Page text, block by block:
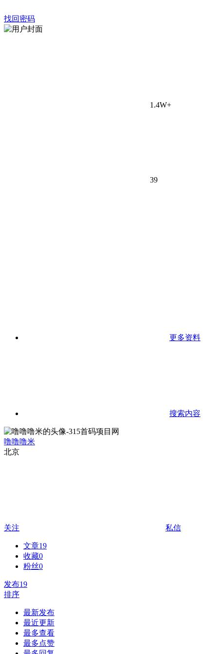
找回密码
1.4W+
39
更多资料
搜索内容
噜噜噜米
北京
关注 私信
文章19
收藏0
粉丝0
发布19
排序
最新发布
最近更新
最多查看
最多点赞